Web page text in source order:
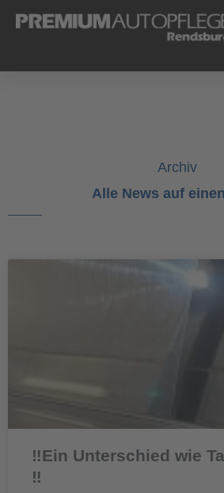
Inhalt
Archiv
Alle News auf
‼️Ein Unterschied wie
‼️